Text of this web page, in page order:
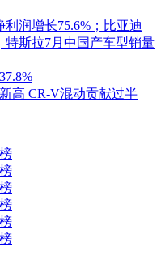
利润增长75.6%；比亚迪
斯拉7月中国产车型销量
高 CR-V混动贡献过半